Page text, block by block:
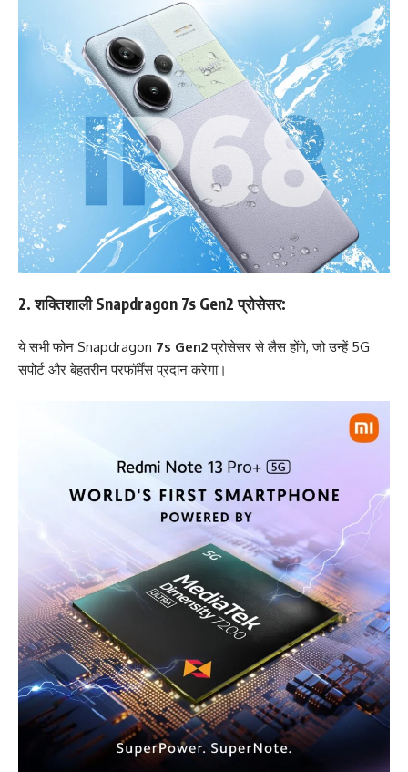
2.शक्तिशाली Snapdragon 7s Gen2 प्रोसेसर:
ये सभी फोन Snapdragon 7s Gen2प्रोसेसर से लैस होंगे, जो उन्हें 5G
सपोर्ट और बेहतरीन परफॉर्मेंस प्रदान करेगा।